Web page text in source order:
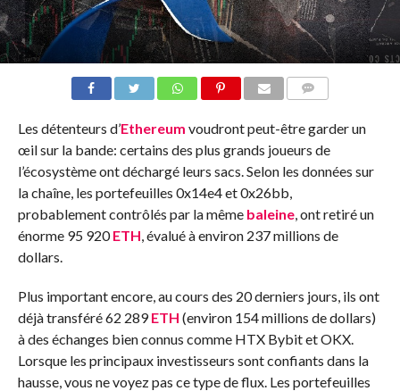
Les détenteurs d’Ethereum voudront peut-être garder un
œil sur la bande: certains des plus grands joueurs de
l’écosystème ont déchargé leurs sacs. Selon les données sur
la chaîne, les portefeuilles 0x14e4 et 0x26bb,
probablement contrôlés par la même baleine, ont retiré un
énorme 95 920ETH, évalué à environ 237 millions de
dollars.
Plus important encore, au cours des 20 derniers jours, ils ont
déjà transféré 62 289ETH (environ 154 millions de dollars)
à des échanges bien connus comme HTX Bybit et OKX.
Lorsque les principaux investisseurs sont confiants dans la
hausse, vous ne voyez pas ce type de flux. Les portefeuilles